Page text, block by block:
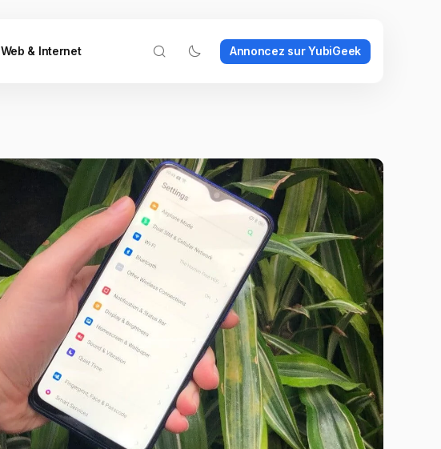
Web & Internet Annoncez sur YubiGeek